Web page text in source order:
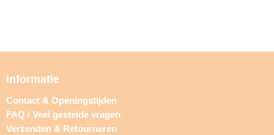
Informatie
Contact & Openingstijden
FAQ / Veel gestelde vragen
Verzenden & Retourneren